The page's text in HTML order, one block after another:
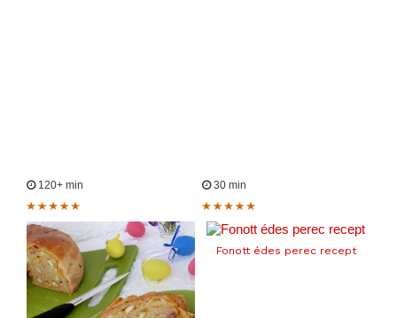
120+ min 30 min
Fonott édes perec recept